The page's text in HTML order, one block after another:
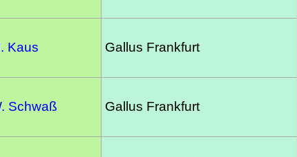
Kaus Gallus Frankfurt
Schwaß Gallus Frankfurt